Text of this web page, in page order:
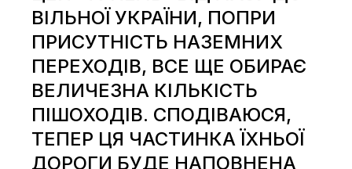
ВІЛЬНОЇ УКРАЇНИ, ПОПРИ
ПРИСУТНІСТЬ НАЗЕМНИХ
ПЕРЕХОДІВ, ВСЕ ЩЕ ОБИРАЄ
ВЕЛИЧЕЗНА КІЛЬКІСТЬ
ПІШОХОДІВ. СПОДІВАЮСЯ,
ТЕПЕР ЦЯ ЧАСТИНКА ЇХНЬОЇ
ДОРОГИ БУДЕ НАПОВНЕНА